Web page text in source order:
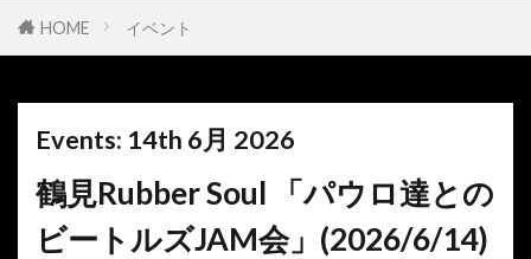
HOME イベント
Events: 14th 6月 2026
鶴見Rubber Soul 「パウロ達との
ビートルズJAM会」(2026/6/14)